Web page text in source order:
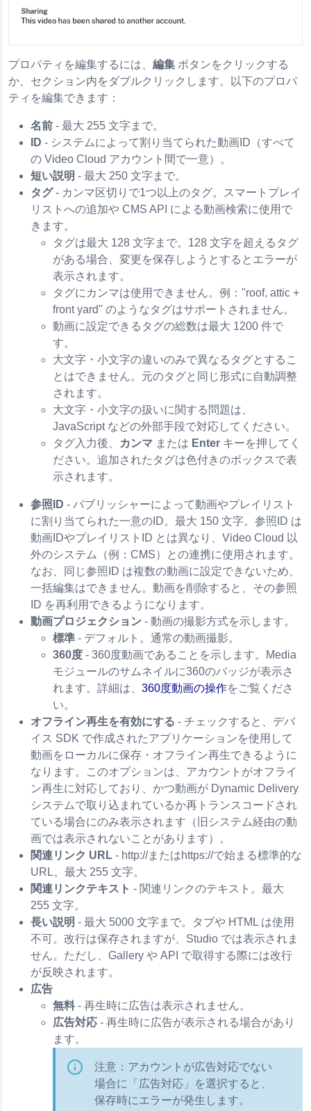
プロパティを編集するには、 編集 ボタンをクリックする
か、セクション内をダブルクリックします。以下のプロパ
ティを編集できます：
名前 - 最大 255 文字まで。
ID - システムによって割り当てられた動画ID（すべて
の Video Cloud アカウント間で一意）。
短い説明 - 最大 250 文字まで。
タグ- カンマ区切りで1つ以上のタグ。スマートプレイ
リストへの追加や CMS API による動画検索に使用で
きます。
タグは最大 128 文字まで。128 文字を超えるタグ
がある場合、変更を保存しようとするとエラーが
表示されます。
タグにカンマは使用できません。例："roof, attic +
front yard" のようなタグはサポートされません。
動画に設定できるタグの総数は最大 1200 件で
す。
大文字・小文字の違いのみで異なるタグとするこ
とはできません。元のタグと同じ形式に自動調整
されます。
大文字・小文字の扱いに関する問題は、
JavaScript などの外部手段で対応してください。
タグ入力後、
カンマ または Enter キーを押してく
ださい。追加されたタグは色付きのボックスで表
示されます。
参照ID - パブリッシャーによって動画やプレイリスト
に割り当てられた一意のID。最大 150 文字。参照ID は
動画IDやプレイリストID とは異なり、Video Cloud 以
外のシステム（例：CMS）との連携に使用されます。
なお、同じ参照ID は複数の動画に設定できないため、
一括編集はできません。動画を削除すると、その参照
ID を再利用できるようになります。
動画プロジェクション - 動画の撮影方式を示します。
標準 - デフォルト。通常の動画撮影。
360度 - 360度動画であることを示します。Media
モジュールのサムネイルに360のバッジが表示さ
れます。詳細は、 360度動画の操作をご覧くださ
い。
オフライン再生を有効にする - チェックすると、デバ
イス SDK で作成されたアプリケーションを使用して
動画をローカルに保存・オフライン再生できるように
なります。このオプションは、アカウントがオフライ
ン再生に対応しており、かつ動画が Dynamic Delivery
システムで取り込まれているか再トランスコードされ
ている場合にのみ表示されます（旧システム経由の動
画では表示されないことがあります）。
関連リンク URL - http://またはhttps://で始まる標準的な
URL。最大 255 文字。
関連リンクテキスト - 関連リンクのテキスト。最大
255 文字。
長い説明 - 最大 5000 文字まで。タブや HTML は使用
不可。改行は保存されますが、Studio では表示されま
せん。ただし、Gallery や API で取得する際には改行
が反映されます。
広告
無料 - 再生時に広告は表示されません。
広告対応 - 再生時に広告が表示される場合があり
ます。
注意：アカウントが広告対応でない
場合に「広告対応」を選択すると、
保存時にエラーが発生します。